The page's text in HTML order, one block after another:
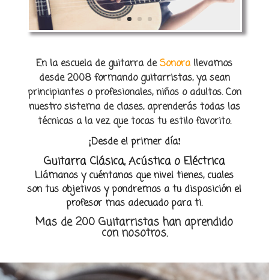
En la escuela de guitarra deSonorallevamos
desde 2008 formando guitarristas, ya sean
principiantes o profesionales, niños o adultos. Con
nuestro sistema de clases, aprenderás todas las
técnicas a la vez que tocas tu estilo favorito.
¡Desde el primer día!
Guitarra Clásica, Acústica o Eléctrica
Llámanos y cuéntanos que nivel tienes, cuales
son tus objetivos y pondremos a tu disposición el
profesor mas adecuado para ti.
Mas de 200 Guitarristas han aprendido
con nosotros.